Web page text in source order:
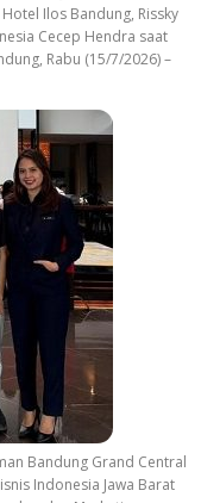
Ilos Bandung, Rissky
Cecep Hendra saat
Rabu (15/7/2026) –
Bandung Grand Central
Indonesia Jawa Barat